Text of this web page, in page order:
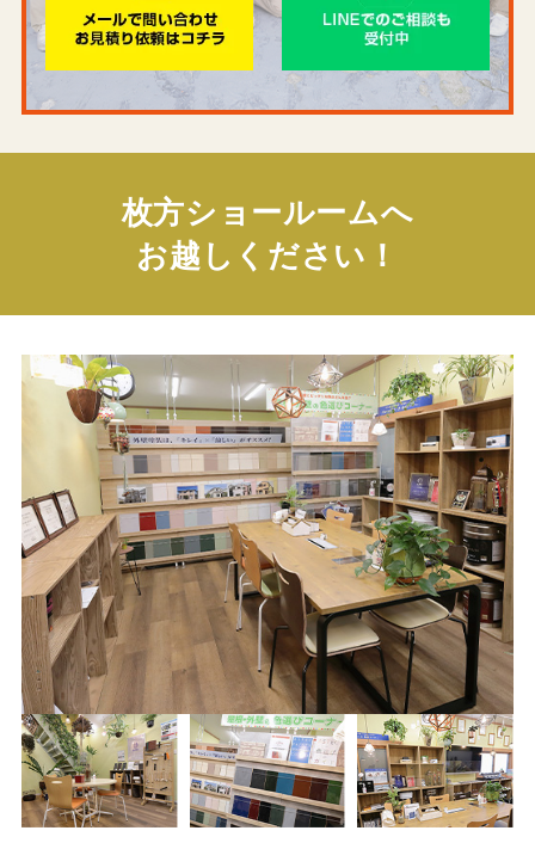
枚方ショールームへ
お越しください！